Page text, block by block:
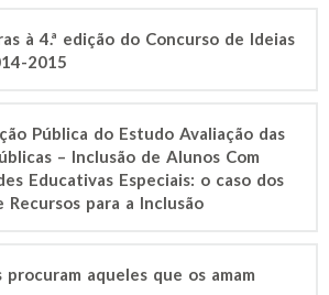
à 4.ª edição do Concurso de Ideias
2015
Pública do Estudo Avaliação das
– Inclusão de Alunos Com
Educativas Especiais: o caso dos
Recursos para a Inclusão
procuram aqueles que os amam